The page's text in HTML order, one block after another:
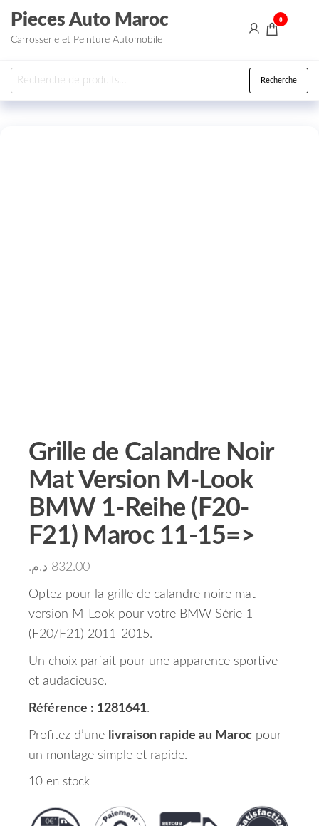
Aller au contenu
Pieces Auto Maroc
Carrosserie et Peinture Automobile
0
Recherche pour : Recherche
Grille de Calandre Noir
Mat Version M-Look
BMW 1-Reihe (F20-
F21) Maroc 11-15=>
832.00 د.م.
Optez pour la grille de calandre noire mat
version M-Look pour votre BMW Série 1
(F20/F21) 2011-2015.
Un choix parfait pour une apparence sportive
et audacieuse.
Référence : 1281641.
Profitez d’une livraison rapide au Maroc pour
un montage simple et rapide.
10 en stock